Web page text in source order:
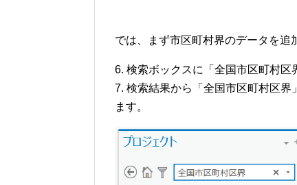
では、まず市区町村界のデータを追
6. 検索ボックスに「全国市区町村区
7. 検索結果から「全国市区町村区
ます。